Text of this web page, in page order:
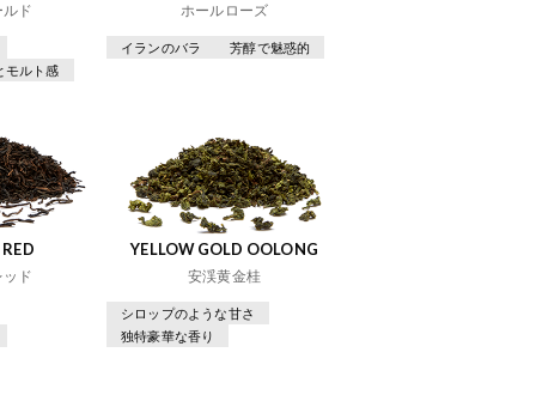
ド
モルト感
ホールローズ
イランのバラ 芳醇で魅惑的
RED
ド
YELLOW GOLD OOLONG
安渓黄金桂
シロップのような甘さ
独特豪華な香り